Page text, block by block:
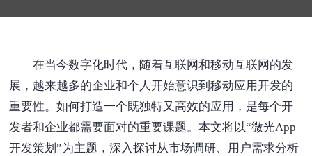
在当今数字化时代，随着互联网和移动互联网的发
展，越来越多的企业和个人开始意识到移动应用开发的
重要性。如何打造一个既独特又高效的应用，是每个开
发者和企业都需要面对的重要课题。本文将以“微光App
开发策划”为主题，深入探讨从市场调研、用户需求分析